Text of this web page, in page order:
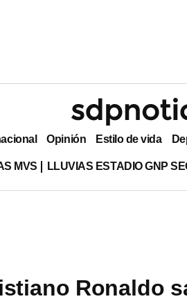
Opinión Estilo de vida
MVS LLUVIAS ESTADIO GNP
Ronaldo